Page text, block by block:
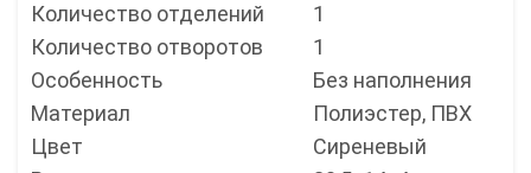
Количество отделений
1
Количество отворотов
1
Особенность
Без наполнения
Материал
Полиэстер, ПВХ
Цвет
Сиреневый